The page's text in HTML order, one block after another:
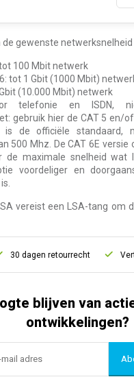
gewenste
100 Mbit netwerk
tot 1 Gbit (1000 Mbit)
(10.000 Mbit) netwerk
telefonie en ISDN,
gebruik hier de CAT 5 en/
is de officiële standaard,
500 Mhz. De CAT 6E
de maximale snelheid wat
voordeliger en
vereist een LSA-tang om
dagen retourrecht
blijven van
ontwikkelingen?